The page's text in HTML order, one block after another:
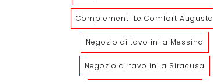
Norman
Complementi Le Comfort Augusta
Negozio di tavolini a Messina
Negozio di tavolini a Siracusa